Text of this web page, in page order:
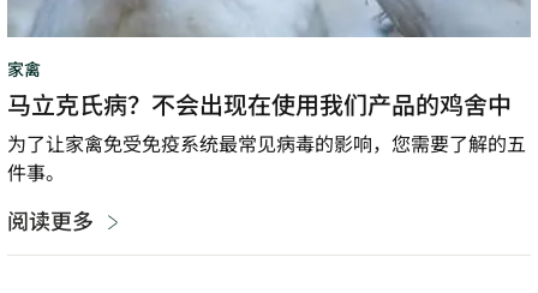
鸡
舍
中
家禽
马立克氏病？不会出现在使用我们产品的鸡舍中
为了让家禽免受免疫系统最常见病毒的影响，您需要了解的五
件事。
阅读更多